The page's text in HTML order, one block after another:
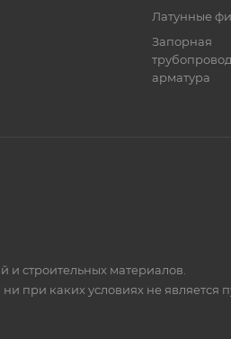
Латунные
Запорная
арматура
и строительных материалов.
при каких условиях не является